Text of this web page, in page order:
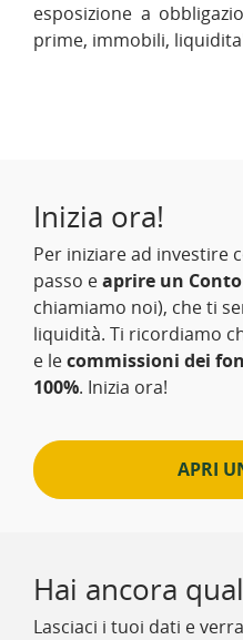
esposizione a
prime, immobili,
Inizia ora!
Per iniziare ad investire
passo eaprire un Conto
chiamiamo noi), che ti
liquidità. Ti ricordiamo
e lecommissioni dei
100%. Inizia ora!
APRI
Hai ancora
Lasciaci i tuoi dati e